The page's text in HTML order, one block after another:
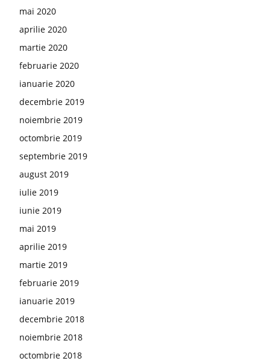
mai 2020
aprilie 2020
martie 2020
februarie 2020
ianuarie 2020
decembrie 2019
noiembrie 2019
octombrie 2019
septembrie 2019
august 2019
iulie 2019
iunie 2019
mai 2019
aprilie 2019
martie 2019
februarie 2019
ianuarie 2019
decembrie 2018
noiembrie 2018
octombrie 2018